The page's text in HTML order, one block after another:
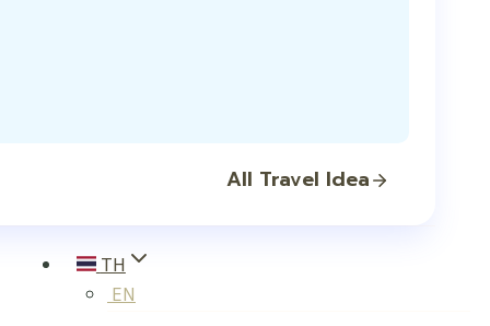
All Travel Idea
TH
EN